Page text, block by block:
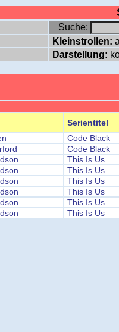
Suche:
Kleinstrollen:
Darstellung:
Serientitel
Code Black
Code Black
This Is Us
This Is Us
This Is Us
This Is Us
This Is Us
This Is Us